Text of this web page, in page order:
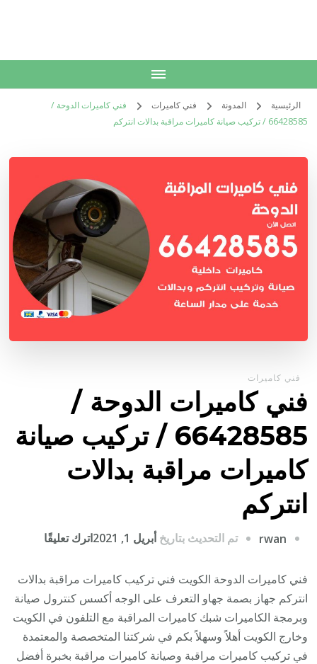
الرئيسية المدونة فني كاميرات
فني كاميرات الدوحة /
66428585 / تركيب صيانة كاميرات مراقبة بدالات انتركم
فني كاميرات
فني كاميرات الدوحة /
66428585 / تركيب صيانة
كاميرات مراقبة بدالات
انتركم
rwan تم التحديث بتاريخأبريل 1, 2021 اترك تعليقًا
كاميرات
الدوحة
/
/
فني كاميرات الدوحة الكويت فني تركيب كاميرات مراقبة بدالات
انتركم جهاز بصمة جهاو التعرف على الوجه أكسس كنترول صيانة
وبرمجة الكاميرات شبك كاميرات المراقبة مع التلفون في الكويت
وخارج الكويت أهلاً وسهلاً بكم في شركتنا المتخصصة والمعتمدة
في تركيب كاميرات مراقبة وصيانة كاميرات مراقبة بخبرة أفضل